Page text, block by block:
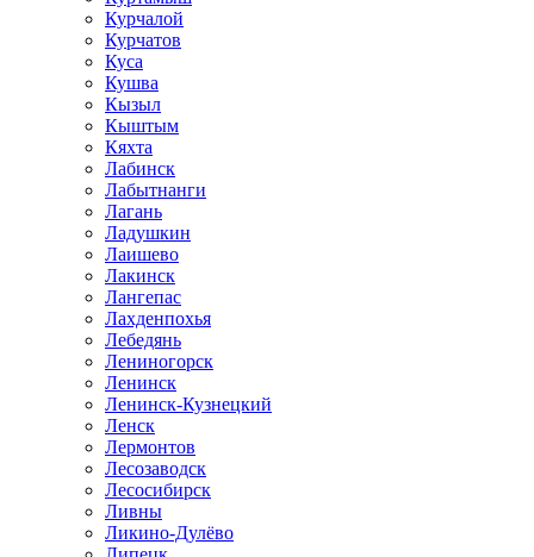
Курчалой
Курчатов
Куса
Кушва
Кызыл
Кыштым
Кяхта
Лабинск
Лабытнанги
Лагань
Ладушкин
Лаишево
Лакинск
Лангепас
Лахденпохья
Лебедянь
Лениногорск
Ленинск
Ленинск-Кузнецкий
Ленск
Лермонтов
Лесозаводск
Лесосибирск
Ливны
Ликино-Дулёво